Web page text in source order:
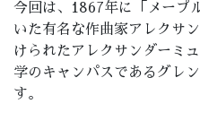
今回は、1867年に「メープ
いた有名な作曲家アレクサ
けら れたアレクサンダーミ
学のキャンパスであるグレ
す。